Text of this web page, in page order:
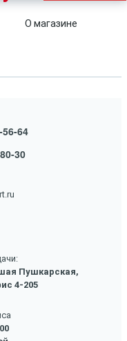
О магазине
64
30
Пушкарская,
4-205